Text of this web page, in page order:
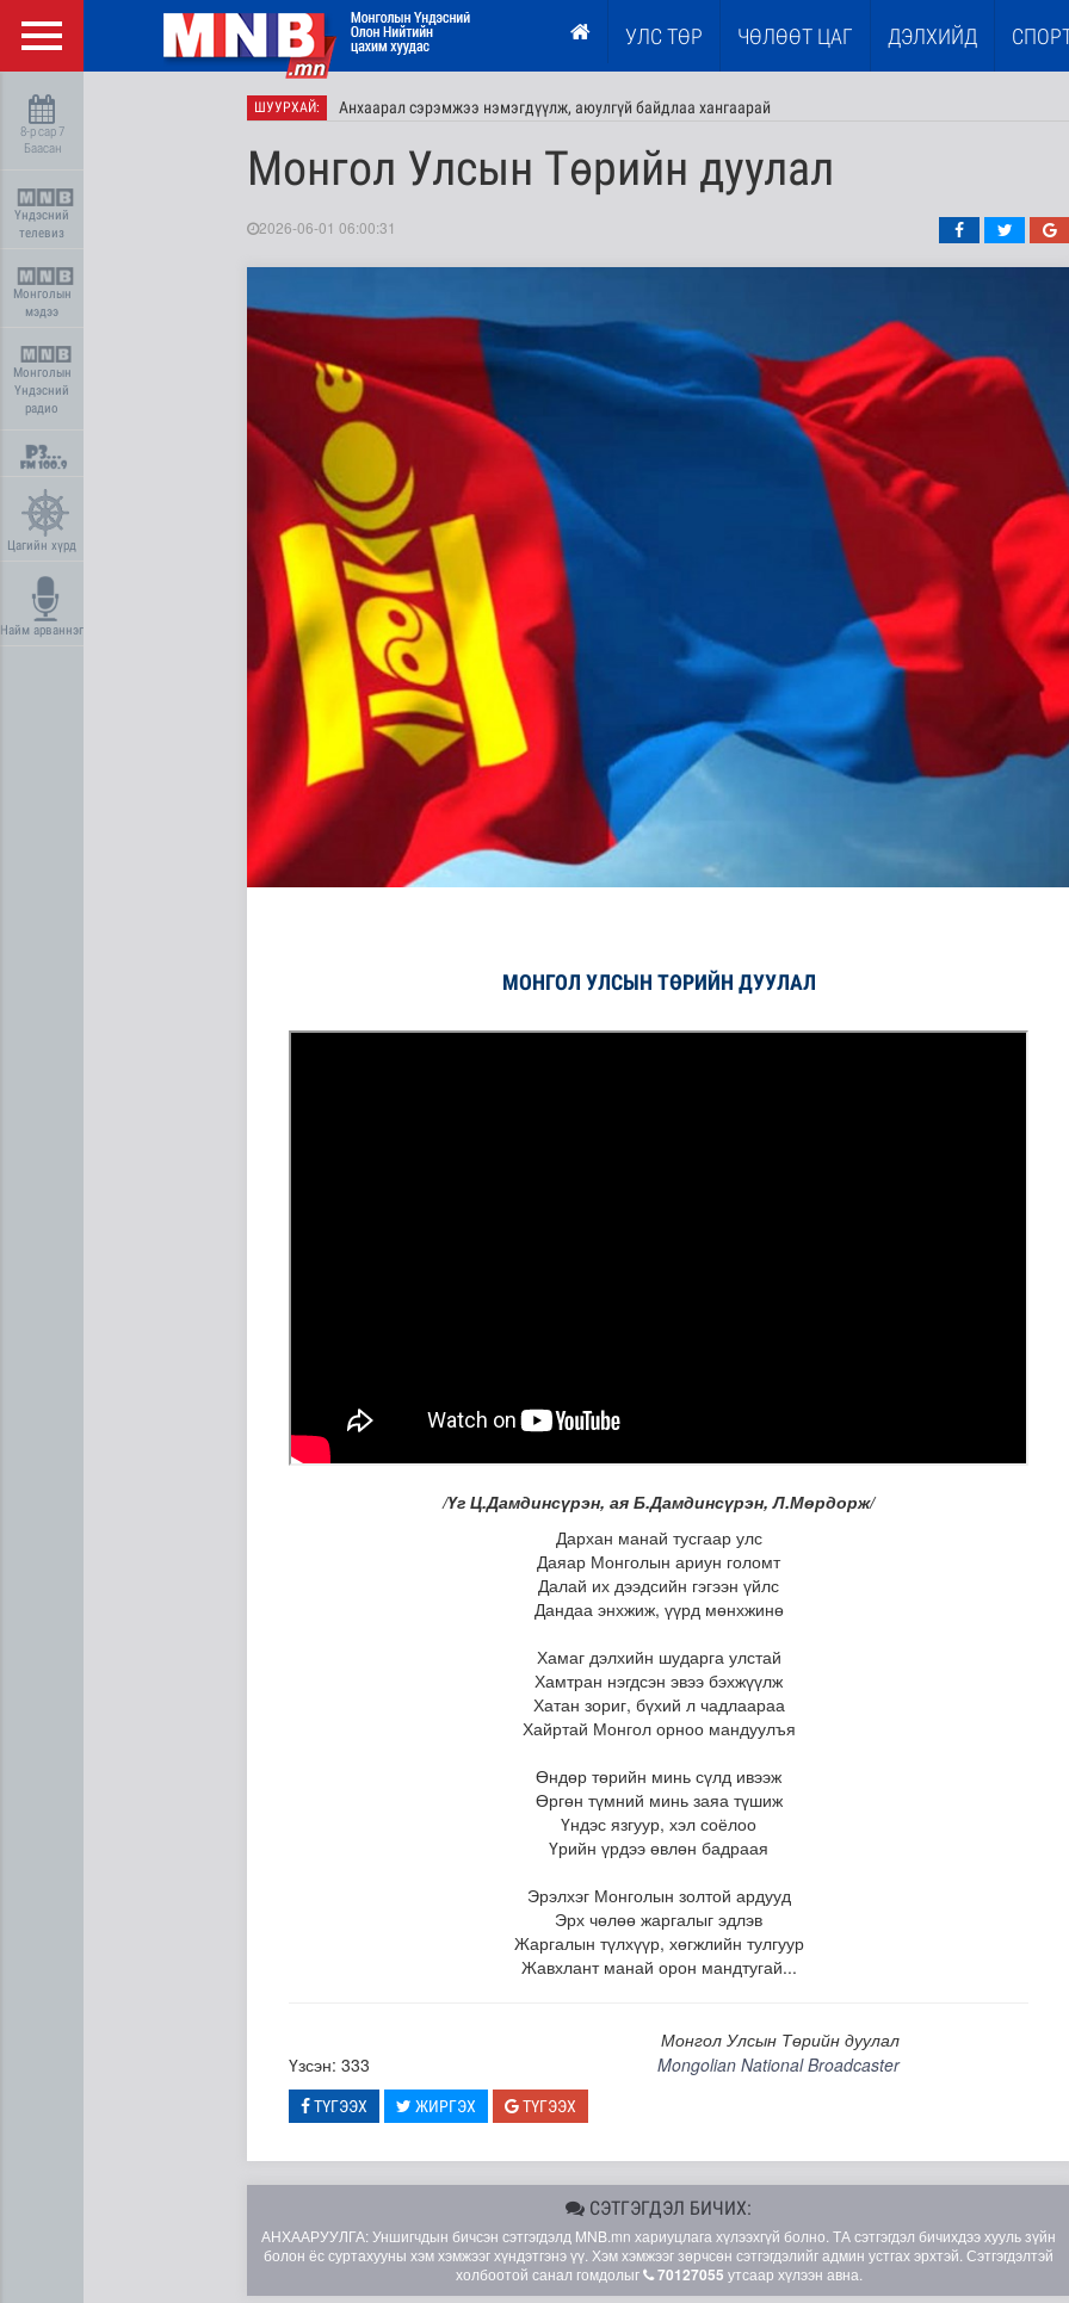
УЛС ТӨР ЧӨЛӨӨТ ЦАГ ДЭЛХИЙД
8-р сар 7
Баасан
Үндэсний
телевиз
Монголын
мэдээ
Монголын
Үндэсний
радио
Цагийн хүрд
Найм арваннэг
ШУУРХАЙ: Анхаарал сэрэмжээ нэмэгдүүлж, аюулгүй байдлаа хангаарай
Нийгмийн даатгалын сангийн хөрөнгө 7.6 тэрбум төгрөгөөр арвижлаа
Эртний ойг хамгаалахын тулд Канадын иргэд мод бэлтгэгчдийн замыг хааж байна
Монгол Улсын Төрийн дуулал
2026-06-01 06:00:31
МОНГОЛ УЛСЫН ТӨРИЙН ДУУЛАЛ
/Үг Ц.Дамдинсүрэн, ая Б.Дамдинсүрэн, Л.Мөрдорж/
Дархан манай тусгаар улс
Даяар Монголын ариун голомт
Далай их дээдсийн гэгээн үйлс
Дандаа энхжиж, үүрд мөнхжинө
Хамаг дэлхийн шударга улстай
Хамтран нэгдсэн эвээ бэхжүүлж
Хатан зориг, бүхий л чадлаараа
Хайртай Монгол орноо мандуулъя
Өндөр төрийн минь сүлд ивээж
Өргөн түмний минь заяа түшиж
Үндэс язгуур, хэл соёлоо
Үрийн үрдээ өвлөн бадраая
Эрэлхэг Монголын золтой ардууд
Эрх чөлөө жаргалыг эдлэв
Жаргалын түлхүүр, хөгжлийн тулгуур
Жавхлант манай орон мандтугай...
Монгол Улсын Төрийн дуулал
Үзсэн: 333
Mongolian National Broadcaster
ТҮГЭЭХ ЖИРГЭХ ТҮГЭЭХ
СЭТГЭГДЭЛ БИЧИХ:
АНХААРУУЛГА: Уншигчдын бичсэн сэтгэгдэлд MNB.mn хариуцлага хүлээхгүй болно. ТА сэтгэгдэл бичихдээ хууль зүйн
болон ёс суртахууны хэм хэмжээг хүндэтгэнэ үү. Хэм хэмжээг зөрчсөн сэтгэгдэлийг админ устгах эрхтэй. Сэтгэгдэлтэй
холбоотой санал гомдолыг
70127055 утсаар хүлээн авна.